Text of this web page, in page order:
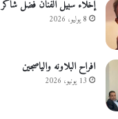
إخلاء سبيل الفنان فضل شاكر
8 يوليو، 2026
افراح البلاونه والياصجين
13 يونيو، 2026